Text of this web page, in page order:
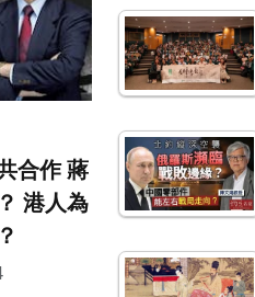
合作 蔣
港人為